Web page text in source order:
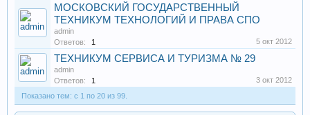
МОСКОВСКИЙ ГОСУДАРСТВЕННЫЙ
ТЕХНИКУМ ТЕХНОЛОГИЙ И ПРАВА СПО
admin
Ответов:
1 5 окт 2012
ТЕХНИКУМ СЕРВИСА И ТУРИЗМА № 29
admin
Ответов:
1
3 окт 2012
Показано тем: с 1 по 20 из 99.